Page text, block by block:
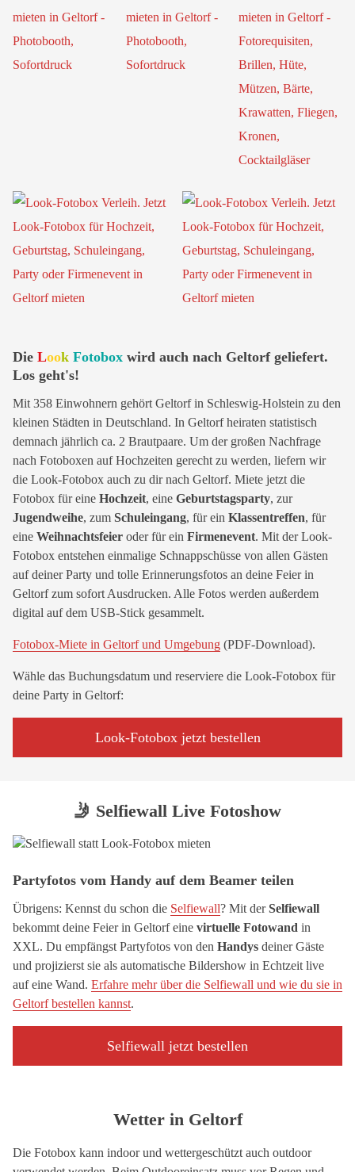
Die Look Fotobox wird auch nach Geltorf geliefert.
Los geht's!
Mit 358 Einwohnern gehört Geltorf in Schleswig-Holstein zu den
kleinen Städten in Deutschland. In Geltorf heiraten statistisch
demnach jährlich ca. 2 Brautpaare. Um der großen Nachfrage
nach Fotoboxen auf Hochzeiten gerecht zu werden, liefern wir
die Look-Fotobox auch zu dir nach Geltorf. Miete jetzt die
Fotobox für eine Hochzeit, eine Geburtstagsparty, zur
Jugendweihe, zum Schuleingang, für ein Klassentreffen, für
eine Weihnachtsfeier oder für ein Firmenevent. Mit der Look-
Fotobox entstehen einmalige Schnappschüsse von allen Gästen
auf deiner Party und tolle Erinnerungsfotos an deine Feier in
Geltorf zum sofort Ausdrucken. Alle Fotos werden außerdem
digital auf dem USB-Stick gesammelt.
Fotobox-Miete in Geltorf und Umgebung (PDF-Download).
Wähle das Buchungsdatum und reserviere die Look-Fotobox für
deine Party in Geltorf:
Look-Fotobox jetzt bestellen
🤳 Selfiewall Live Fotoshow
Partyfotos vom Handy auf dem Beamer teilen
Übrigens: Kennst du schon die Selfiewall? Mit derSelfiewall
bekommt deine Feier in Geltorf eine virtuelle Fotowand in
XXL. Du empfängst Partyfotos von den Handys deiner Gäste
und projizierst sie als automatische Bildershow in Echtzeit live
auf eine Wand. Erfahre mehr über die Selfiewall und wie du sie in
Geltorf bestellen kannst.
Selfiewall jetzt bestellen
Wetter in Geltorf
Die Fotobox kann indoor und wettergeschützt auch outdoor